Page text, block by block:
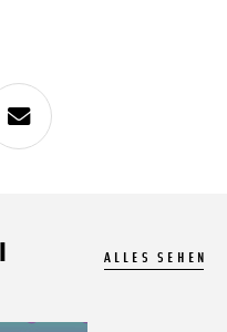
ALLES SEHEN